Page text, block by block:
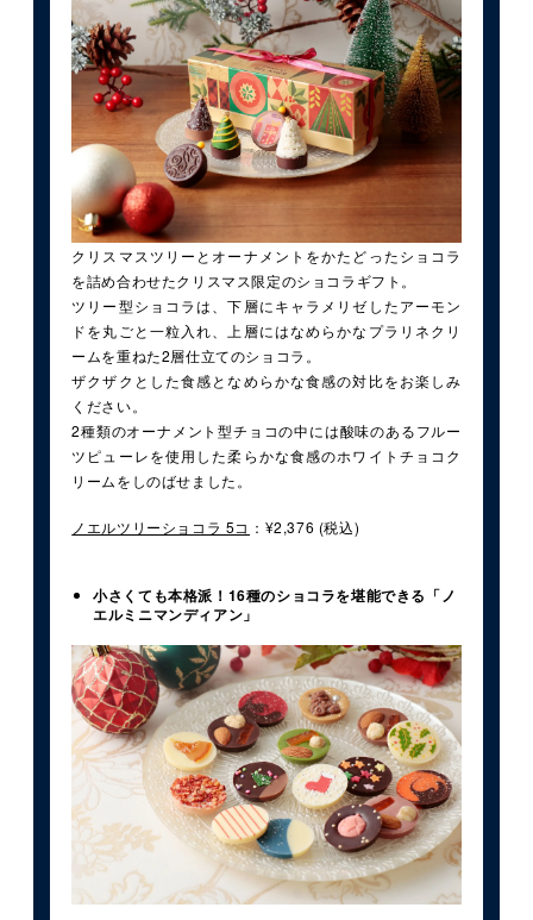
クリスマスツリーとオーナメントをかたどったショコラ
を詰め合わせたクリスマス限定のショコラギフト。
ツリー型ショコラは、下層にキャラメリゼしたアーモン
ドを丸ごと一粒入れ、上層にはなめらかなプラリネクリ
ームを重ねた2層仕立てのショコラ。
ザクザクとした食感となめらかな食感の対比をお楽しみ
ください。
2種類のオーナメント型チョコの中には酸味のあるフルー
ツピューレを使用した柔らかな食感のホワイトチョコク
リームをしのばせました。
ノエルツリーショコラ 5コ ：¥2,376 (税込)
小さくても本格派！16種のショコラを堪能できる「ノ
エルミニマンディアン」